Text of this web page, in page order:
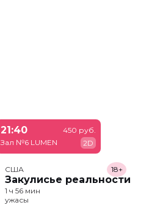
21:40
Зал №6 LUMEN
450 руб.
2D
США
Закулисье реальности
18+
1 ч 56 мин
ужасы